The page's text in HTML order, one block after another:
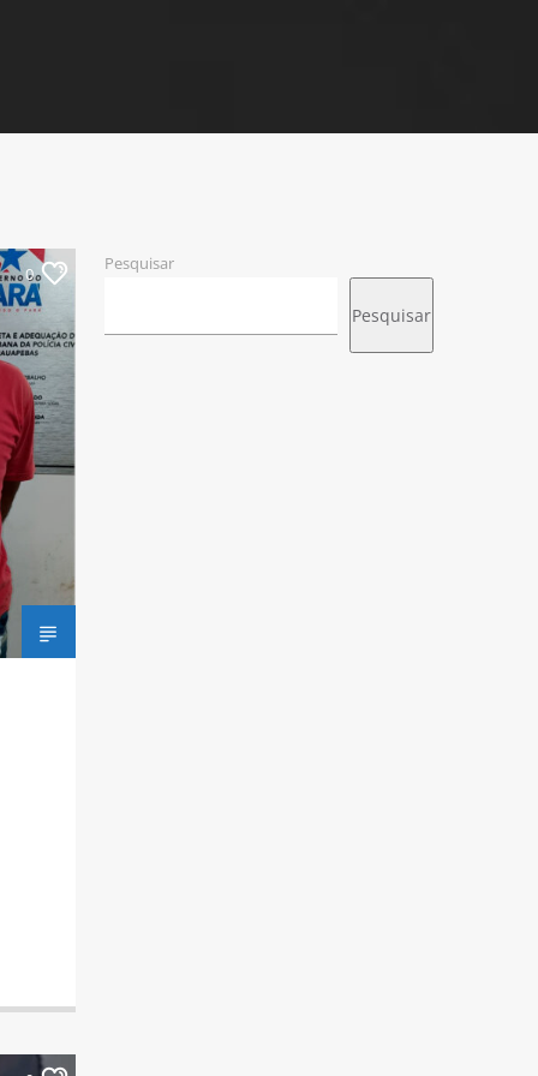
0 Pesquisar
Pesquisar